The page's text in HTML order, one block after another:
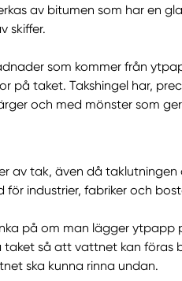
av bitumen som har en
skiffer.
som kommer från
på taket. Takshingel har,
och med mönster som
av tak, även då
industrier, fabriker och
på om man lägger ytpapp
så att vattnet kan föras
ska kunna rinna undan.